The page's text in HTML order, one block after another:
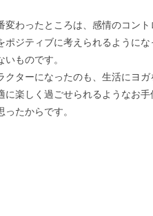
変わったところは、感情のコン
ポジティブに考えられるようにな
いものです。
クターになったのも、生活にヨ
に楽しく過ごせられるようなお
ったからです。